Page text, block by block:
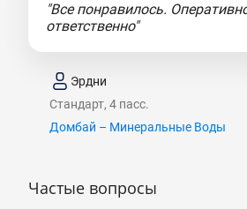
"Все понравилось.
ответственно"
Эрдни
Стандарт, 4 пасс.
Домбай – Минеральные Воды
Частые вопросы